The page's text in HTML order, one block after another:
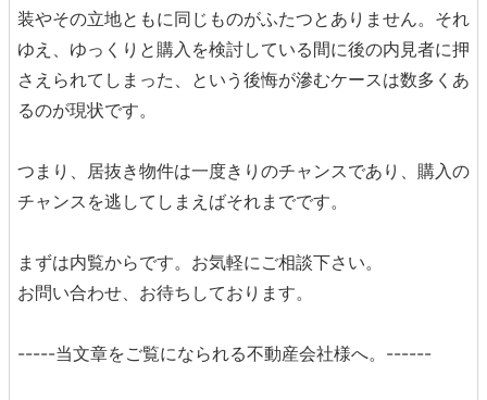
装やその立地ともに同じものがふたつとありません。それ
ゆえ、ゆっくりと購入を検討している間に後の内見者に押
さえられてしまった、という後悔が滲むケースは数多くあ
るのが現状です。
つまり、居抜き物件は一度きりのチャンスであり、購入の
チャンスを逃してしまえばそれまでです。
まずは内覧からです。お気軽にご相談下さい。
お問い合わせ、お待ちしております。
-----当文章をご覧になられる不動産会社様へ。------